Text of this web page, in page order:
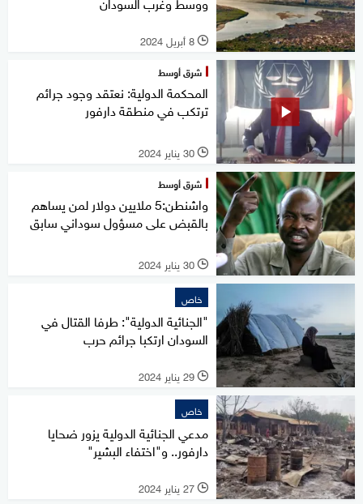
l 8 أبريل 2024
شرق أوسط
المحكمة الدولية: نعتقد وجود جرائم
ترتكب في منطقة دارفور
l 30 يناير 2024
شرق أوسط
واشنطن:5 ملايين دولار لمن يساهم
بالقبض على مسؤول سوداني سابق
l 30 يناير 2024
خاص
"الجنائية الدولية": طرفا القتال في
السودان ارتكبا جرائم حرب
l 29 يناير 2024
خاص
مدعي الجنائية الدولية يزور ضحايا
دارفور.. و"اختفاء البشير"
l 27 يناير 2024